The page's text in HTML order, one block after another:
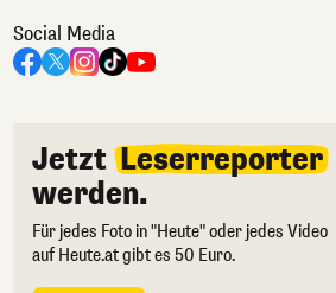
Social Media
Jetzt Leserreporter
werden.
Für jedes Foto in "Heute" oder jedes Video
auf Heute.at gibt es 50 Euro.